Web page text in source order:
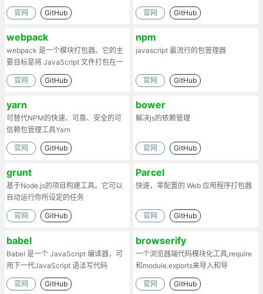
官网 GitHub 官网 GitHub
webpack
webpack 是一个模块打包器。它的主
要目标是将 JavaScript 文件打包在一
起
官网 GitHub
npm
javascript 最流行的包管理器
官网 GitHub
yarn
可替代NPM的快速、可靠、安全的可
信赖包管理工具Yarn
官网 GitHub
bower
解决js的依赖管理
官网 GitHub
grunt
基于Node.js的项目构建工具。它可以
自动运行你所设定的任务
官网 GitHub
Parcel
快速，零配置的 Web 应用程序打包器
官网 GitHub
babel
Babel 是一个 JavaScript 编译器，可
用下一代JavaScript 语法写代码
官网 GitHub
browserify
一个浏览器端代码模块化工具,require
和module.exports来导入和导
出.Browserify的原理：部署时处理代
码依赖，将模块打包为一个文件。
官网 GitHub